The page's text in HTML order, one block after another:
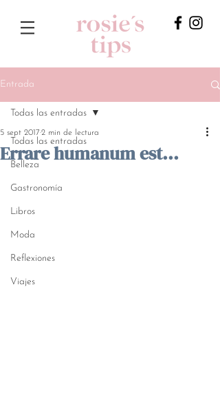
Entrada
Todas las entradas
Belleza
Gastronomía
Libros
Moda
Reflexiones
Viajes
Todas las entradas
Errare humanum est...
5 sept 2017 2 min de lectura